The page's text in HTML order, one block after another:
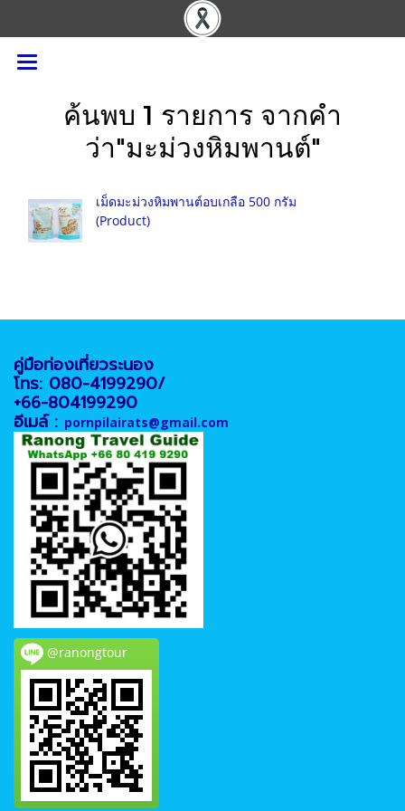
ค้นพบ 1 รายการ จากคำ
ว่า"มะม่วงหิมพานต์"
เม็ดมะม่วงหิมพานต์อบเกลือ 500 กรัม
(Product)
คู่มือท่องเที่ยวระนอง
โทร: 080-4199290/
+66-804199290
อีเมล์ : pornpilairats@gmail.com
@ranongtour